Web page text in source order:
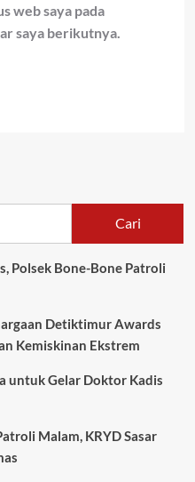
web saya pada
saya berikutnya.
Cari
Polsek Bone-Bone Patroli
Detiktimur Awards
Kemiskinan Ekstrem
untuk Gelar Doktor Kadis
Malam, KRYD Sasar